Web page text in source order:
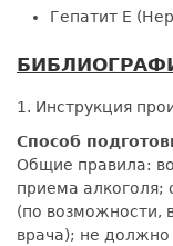
Гепатит Е
1. Инструкция
Способ
Общие правила:
приема алкоголя;
(по возможности,
врача); не должно